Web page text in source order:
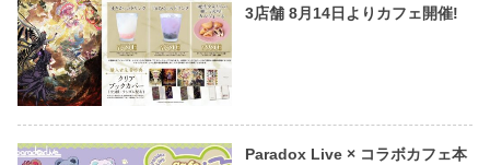
3店舗 8月14日よりカフェ開催!
Paradox Live × コラボカフェ本